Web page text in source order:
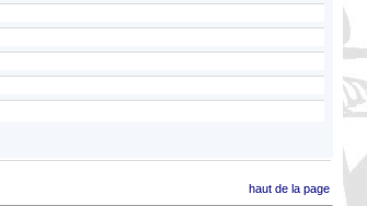
haut de la page